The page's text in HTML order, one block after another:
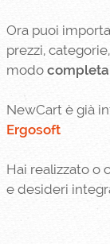
Ora puoi
prezzi,
modo
NewCart è già
Ergosoft
Hai realizzato o
e desideri